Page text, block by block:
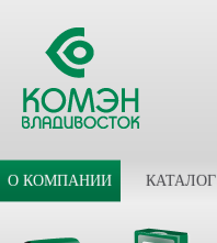
О КОМПАНИИ КАТАЛОГ